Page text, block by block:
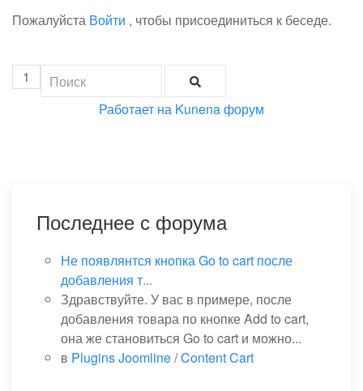
Пожалуйста Войти , чтобы присоединиться к беседе.
1
Работает на Kunena форум
Последнее с форума
Не появлянтся кнопка Go to cart после
добавления т...
Здравствуйте. У вас в примере, после
добавления товара по кнопке Add to cart,
она же становиться Go to cart и можно...
в Plugins Joomline/Content Cart